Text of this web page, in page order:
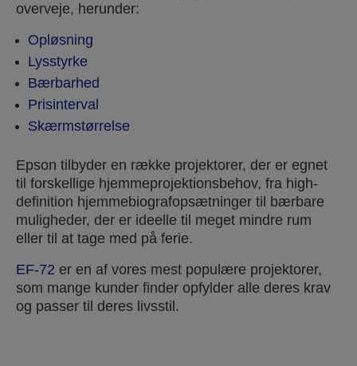
overveje, herunder:
Opløsning
Lysstyrke
Bærbarhed
Prisinterval
Skærmstørrelse
Epson tilbyder en række projektorer, der er egnet
til forskellige hjemmeprojektionsbehov, fra high-
definition hjemmebiografopsætninger til bærbare
muligheder, der er ideelle til meget mindre rum
eller til at tage med på ferie.
EF-72 er en af vores mest populære projektorer,
som mange kunder finder opfylder alle deres krav
og passer til deres livsstil.